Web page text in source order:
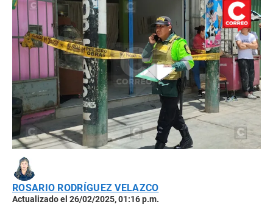
ROSARIO RODRÍGUEZ VELAZCO
Actualizado el 26/02/2025, 01:16 p.m.